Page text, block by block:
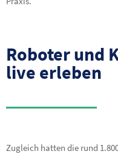
Roboter und
live erleben
Zugleich hatten die rund